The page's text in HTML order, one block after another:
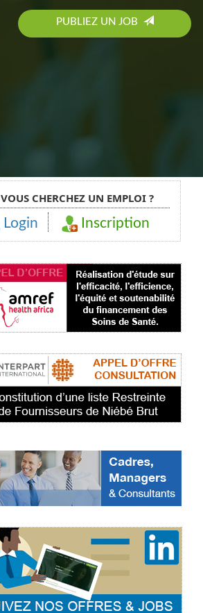
PUBLIEZ UN JOB
VOUS CHERCHEZ UN EMPLOI ?
Login Inscription